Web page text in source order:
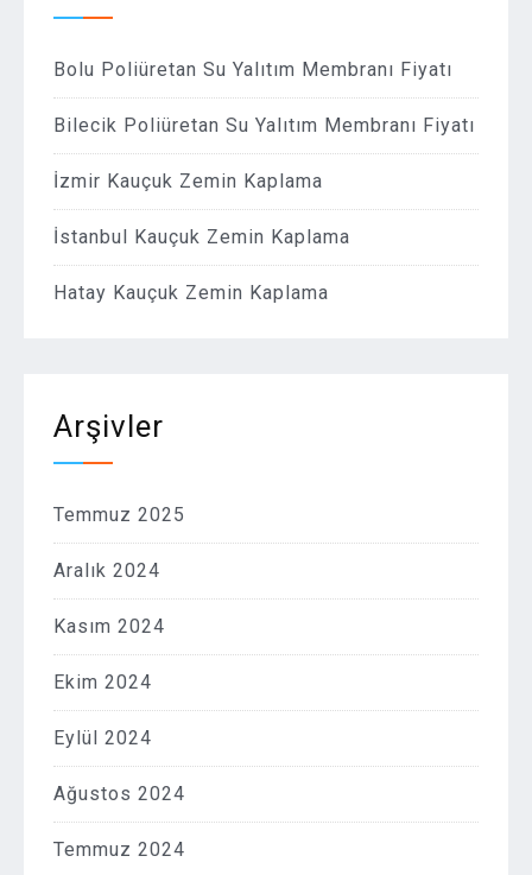
Bolu Poliüretan Su Yalıtım Membranı Fiyatı
Bilecik Poliüretan Su Yalıtım Membranı Fiyatı
İzmir Kauçuk Zemin Kaplama
İstanbul Kauçuk Zemin Kaplama
Hatay Kauçuk Zemin Kaplama
Arşivler
Temmuz 2025
Aralık 2024
Kasım 2024
Ekim 2024
Eylül 2024
Ağustos 2024
Temmuz 2024